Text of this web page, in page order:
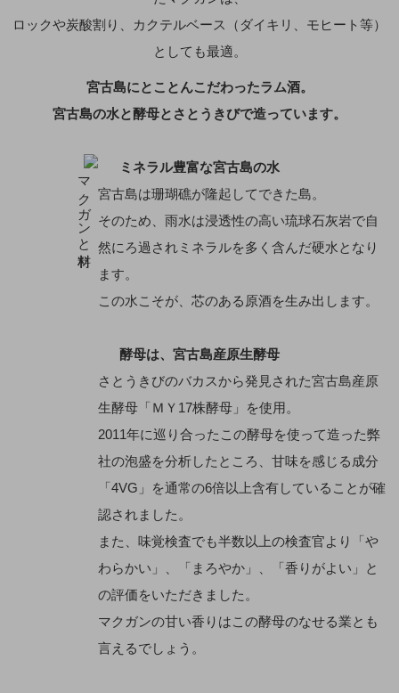
ロックや炭酸割り、カクテルベース（ダイキリ、モヒート等）
としても最適。
宮古島にとことんこだわったラム酒。
宮古島の水と酵母とさとうきびで造っています。
ミネラル豊富な宮古島の水
宮古島は珊瑚礁が隆起してできた島。
そのため、雨水は浸透性の高い琉球石灰岩で自
然にろ過されミネラルを多く含んだ硬水となり
ます。
この水こそが、芯のある原酒を生み出します。
酵母は、宮古島産原生酵母
さとうきびのバカスから発見された宮古島産原
生酵母「ＭＹ17株酵母」を使用。
2011年に巡り合ったこの酵母を使って造った弊
社の泡盛を分析したところ、甘味を感じる成分
「4VG」を通常の6倍以上含有していることが確
認されました。
また、味覚検査でも半数以上の検査官より「や
わらかい」、「まろやか」、「香りがよい」と
の評価をいただきました。
マクガンの甘い香りはこの酵母のなせる業とも
言えるでしょう。